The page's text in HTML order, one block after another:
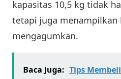
kapasitas 10,5 kg tidak
tetapi juga menampilkan
mengagumkan.
Baca Juga: Tips